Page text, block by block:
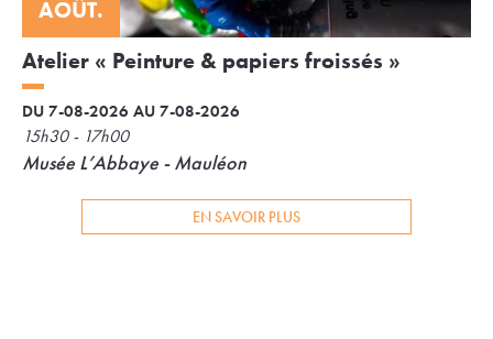
AOÛT.
Atelier « Peinture & papiers froissés »
DU 7-08-2026 AU 7-08-2026
15h30 - 17h00
Musée L’Abbaye - Mauléon
EN SAVOIR PLUS